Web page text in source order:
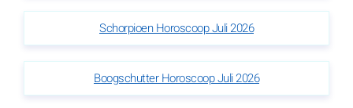
Schorpioen Horoscoop Juli 2026
Boogschutter Horoscoop Juli 2026